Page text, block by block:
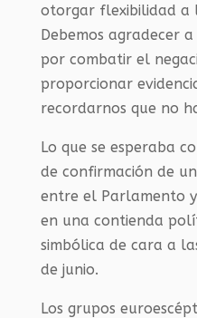
otorgar flexibilidad a
Debemos agradecer
por combatir el
proporcionar
recordarnos que no
Lo que se esperaba
de confirmación de
entre el Parlamento
en una contienda
simbólica de cara a
de junio.
Los grupos